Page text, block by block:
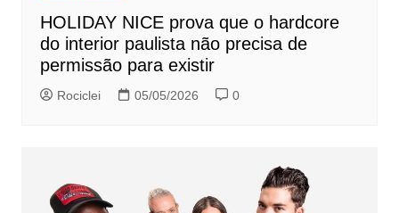
HOLIDAY NICE prova que o hardcore
do interior paulista não precisa de
permissão para existir
Rociclei 05/05/2026 0